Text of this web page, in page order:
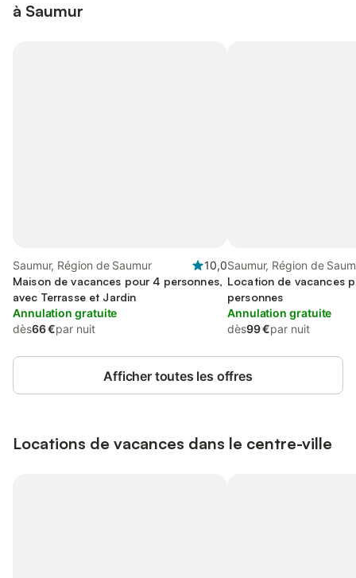
à Saumur
Saumur, Région de Saumur
10,0
Maison de vacances pour 4 personnes,
avec Terrasse et Jardin
Annulation gratuite
dès66 €par nuit
Saumur, Région de
Location de vacances
personnes
Annulation gratuite
dès99 €par nuit
Afficher toutes les offres
Locations de vacances dans le centre-ville